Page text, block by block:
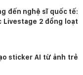
đến nghệ sĩ quốc tế:
Livestage 2 đồng loạt
sticker AI từ ảnh trẻ